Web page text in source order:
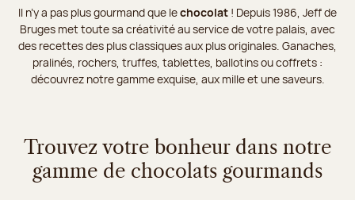
Il n’y a pas plus gourmand que lechocolat ! Depuis 1986, Jeff de
Bruges met toute sa créativité au service de votre palais, avec
des recettes des plus classiques aux plus originales. Ganaches,
pralinés, rochers, truffes, tablettes, ballotins ou coffrets :
découvrez notre gamme exquise, aux mille et une saveurs.
Trouvez votre bonheur dans notre
gamme de chocolats gourmands